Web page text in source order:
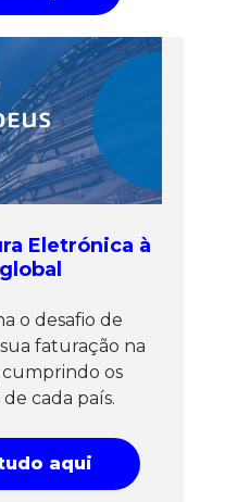
Eletrónica à
o desafio de
faturação na
cumprindo os
cada país.
aqui